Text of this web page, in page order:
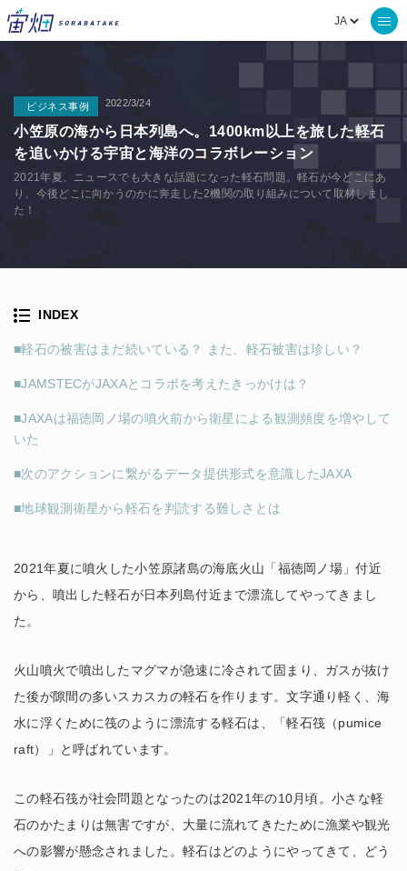
ビジネス事例 2022/3/24
小笠原の海から日本列島へ。1400km以上を旅した軽石
を追いかける宇宙と海洋のコラボレーション
2021年夏、ニュースでも大きな話題になった軽石問題。軽石が今どこにあ
り、今後どこに向かうのかに奔走した2機関の取り組みについて取材しまし
た！
2021年夏に噴火した小笠原諸島の海底火山「福徳岡ノ場」付近
から、噴出した軽石が日本列島付近まで漂流してやってきまし
た。
火山噴火で噴出したマグマが急速に冷されて固まり、ガスが抜け
た後が隙間の多いスカスカの軽石を作ります。文字通り軽く、海
水に浮くために筏のように漂流する軽石は、「軽石筏（pumice
raft）」と呼ばれています。
この軽石筏が社会問題となったのは2021年の10月頃。小さな軽
石のかたまりは無害ですが、大量に流れてきたために漁業や観光
への影響が懸念されました。軽石はどのようにやってきて、どう
INDEX
■軽石の被害はまだ続いている？ また、軽石被害は珍しい？
■JAMSTECがJAXAとコラボを考えたきっかけは？
■JAXAは福徳岡ノ場の噴火前から衛星による観測頻度を増やして
いた
■次のアクションに繋がるデータ提供形式を意識したJAXA
■地球観測衛星から軽石を判読する難しさとは